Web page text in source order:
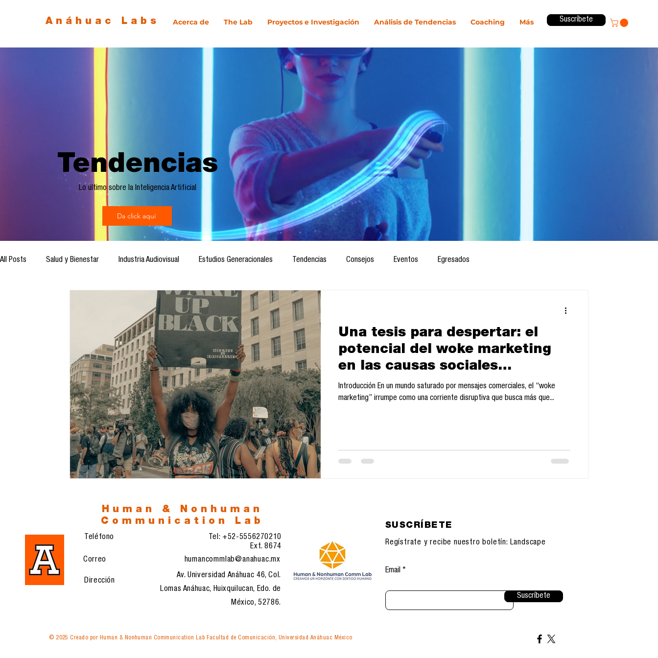
Anáhuac Labs Acerca de The Lab Proyectos e Investigación Análisis de Tendencias Coaching Más Suscríbete
Tendencias
Lo último sobre la Inteligencia Artificial
Da click aquí
All Posts Salud y Bienestar Industria Audiovisual Estudios Generacionales Tendencias Consejos Eventos Egresados
Comunicación y Sociedad Marketing digital
Investigación H&NhCL CICA/Sintaxis Revista ComA Observatorio Software del mes Cursos
Casos de estudio Novedades Podcast Video Informes de investigación
Análisis de tendencias
Una tesis para despertar: el
potencial del woke marketing
en las causas sociales
mexiquenses
Introducción En un mundo saturado por mensajes comerciales, el “woke
marketing” irrumpe como una corriente disruptiva que busca más que...
Human & Nonhuman
Communication Lab
Teléfono
Tel: +52-5556270210
Ext. 8674
humancommlab@anahuac.mx
Av. Universidad Anáhuac 46, Col.
Lomas Anáhuac, Huixquilucan, Edo. de
México, 52786.
Correo
Dirección
SUSCRÍBETE
Regístrate y recibe nuestro boletín: Landscape
Email
Suscríbete
© 2025 Creado por Human & Nonhuman Communication Lab Facultad de Comunicación, Universidad Anáhuac México